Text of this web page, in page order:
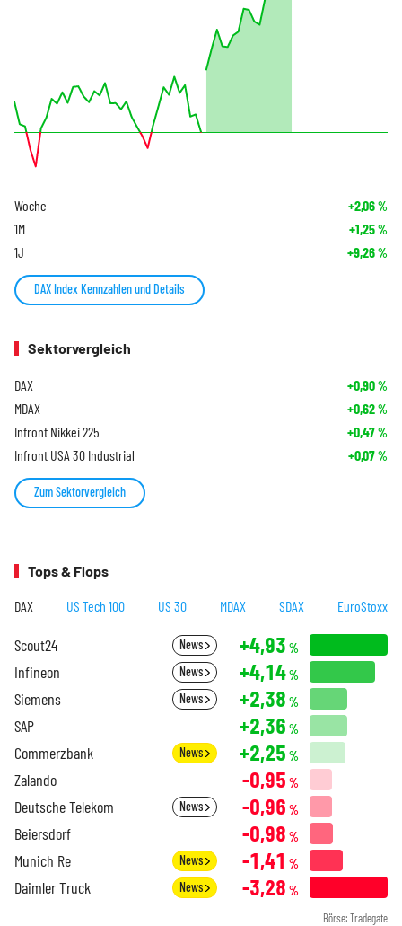
Woche +2,06%
1M +1,25%
1J +9,26%
DAX Index Kennzahlen und Details
Sektorvergleich
DAX +0,90%
MDAX +0,62%
Infront Nikkei 225 +0,47%
Infront USA 30 Industrial +0,07%
Zum Sektorvergleich
Tops & Flops
DAX US Tech 100 US 30 MDAX SDAX EuroStoxx
Scout24 News +4,93 %
Infineon News +4,14%
Siemens News +2,38 %
SAP +2,36 %
Commerzbank News +2,25 %
Zalando -0,95 %
Deutsche Telekom News -0,96 %
Beiersdorf -0,98 %
Munich Re News -1,41 %
Daimler Truck News -3,28 %
Börse: Tradegate